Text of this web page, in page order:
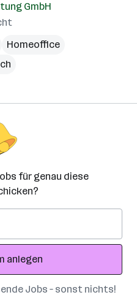
GmbH
Homeoffice
für genau diese
anlegen
Jobs – sonst nichts!